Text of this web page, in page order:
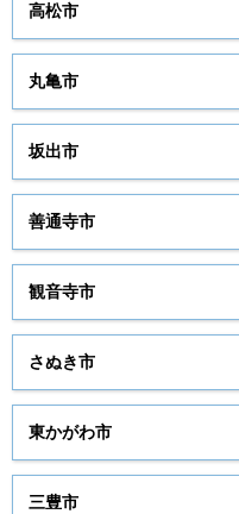
高松市
丸亀市
坂出市
善通寺市
観音寺市
さぬき市
東かがわ市
三豊市